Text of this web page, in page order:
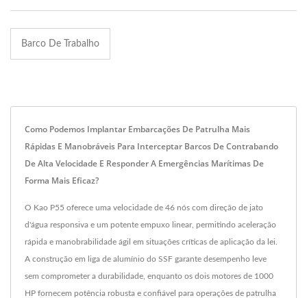
Barco De Trabalho
Como Podemos Implantar Embarcações De Patrulha Mais
Rápidas E Manobráveis Para Interceptar Barcos De Contrabando
De Alta Velocidade E Responder A Emergências Marítimas De
Forma Mais Eficaz?
O Kao P55 oferece uma velocidade de 46 nós com direção de jato
d'água responsiva e um potente empuxo linear, permitindo aceleração
rápida e manobrabilidade ágil em situações críticas de aplicação da lei.
A construção em liga de alumínio do SSF garante desempenho leve
sem comprometer a durabilidade, enquanto os dois motores de 1000
HP fornecem potência robusta e confiável para operações de patrulha